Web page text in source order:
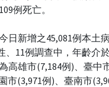
例死亡。
日新增之45,081例本土
、11例調查中，年齡介
高雄市(7,184例)、臺中
市(3,971例)、臺南市